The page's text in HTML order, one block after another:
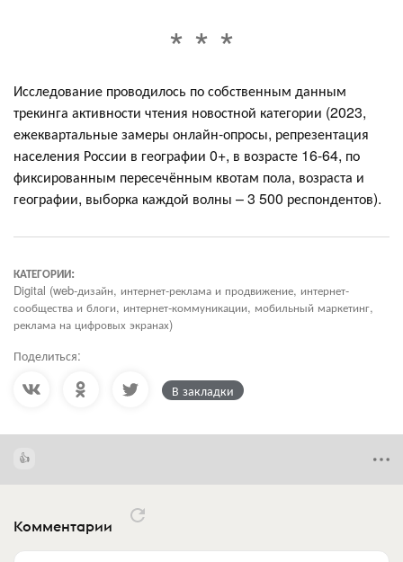
Исследование проводилось по собственным данным
трекинга активности чтения новостной категории (2023,
ежеквартальные замеры онлайн-опросы, репрезентация
населения России в географии 0+, в возрасте 16-64, по
фиксированным пересечённым квотам пола, возраста и
географии, выборка каждой волны – 3 500 респондентов).
КАТЕГОРИИ:
Digital (web-дизайн, интернет-реклама и продвижение, интернет-
сообщества и блоги, интернет-коммуникации, мобильный маркетинг,
реклама на цифровых экранах)
Поделиться:
В закладки
Комментарии